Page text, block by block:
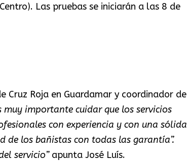
Las pruebas se iniciarán a las 8 de
Cruz Roja en Guardamar y coordinador de
importante cuidar que los servicios
con experiencia y con una sólida
los bañistas con todas las garantía”.
servicio” apunta José Luís.